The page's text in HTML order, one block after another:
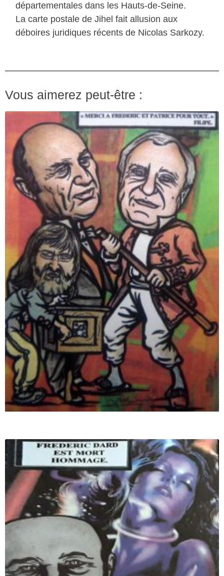
départementales dans les Hauts-de-Seine.
La carte postale de Jihel fait allusion aux
déboires juridiques récents de Nicolas Sarkozy.
Vous aimerez peut-être :